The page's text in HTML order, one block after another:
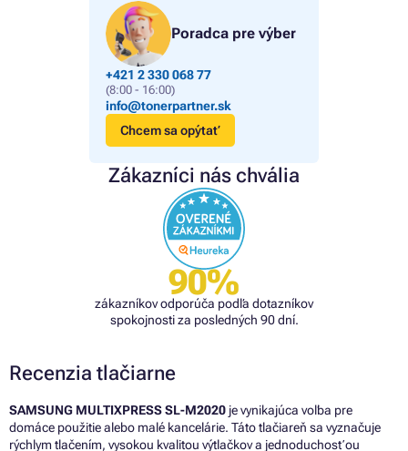
Poradca pre výber
+421 2 330 068 77
(8:00 - 16:00)
info@tonerpartner.sk
Chcem sa opýtať
Zákazníci nás chvália
90%
zákazníkov odporúča podľa dotazníkov
spokojnosti za posledných 90 dní.
Recenzia tlačiarne
SAMSUNG MULTIXPRESS SL-M2020 je vynikajúca voľba pre
domáce použitie alebo malé kancelárie. Táto tlačiareň sa vyznačuje
rýchlym tlačením, vysokou kvalitou výtlačkov a jednoduchosťou